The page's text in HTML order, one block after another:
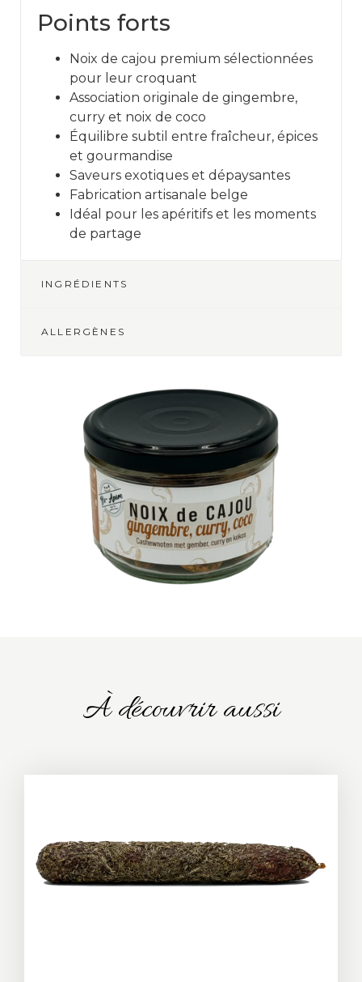
Points forts
Noix de cajou premium sélectionnées
pour leur croquant
Association originale de gingembre,
curry et noix de coco
Équilibre subtil entre fraîcheur, épices
et gourmandise
Saveurs exotiques et dépaysantes
Fabrication artisanale belge
Idéal pour les apéritifs et les moments
de partage
INGRÉDIENTS
ALLERGÈNES
À découvrir aussi